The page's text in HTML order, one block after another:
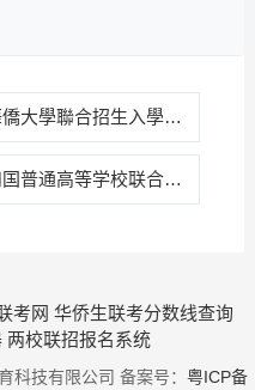
招生入學考試香港考點須知
招生考试（香港考区） 报名点公告
考网 华侨生联考分数线查询
两校联招报名系统
技有限公司 备案号： 粤ICP备